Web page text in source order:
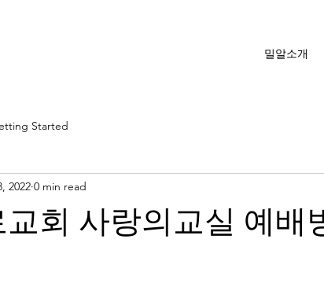
밀알소개
Started
회 사랑의교실 예배
2022 0 min read